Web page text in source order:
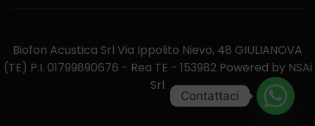
Biofon Acustica Srl Via Ippolito Nievo, 48 GIULIANOVA
(TE) P.I. 01799890676 - Rea TE - 153982 Powered by NSAi
Srl
Contattaci